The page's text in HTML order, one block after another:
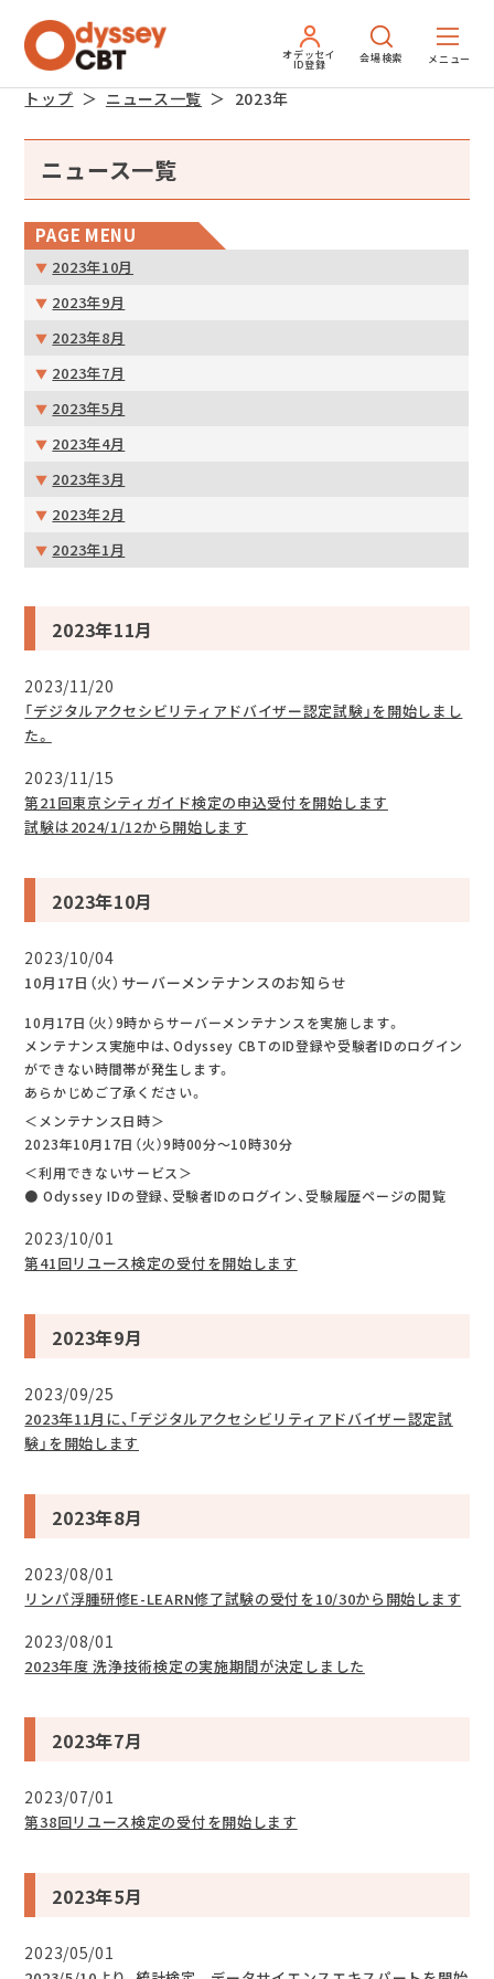
オデッセイ
ID登録 会場検索
トップ ニュース一覧 2023年
ニュース一覧
PAGE MENU
2023年10月
2023年9月
2023年8月
2023年7月
2023年5月
2023年4月
2023年3月
2023年2月
2023年1月
2023年11月
2023/11/20
「デジタルアクセシビリティアドバイザー認定試験」を開始しまし
た。
2023/11/15
第21回東京シティガイド検定の申込受付を開始します
試験は2024/1/12から開始します
2023年10月
2023/10/04
10月17日（火）サーバーメンテナンスのお知らせ
10月17日（火）9時からサーバーメンテナンスを実施します。
メンテナンス実施中は、Odyssey CBTのID登録や受験者IDのログイン
ができない時間帯が発生します。
あらかじめご了承ください。
＜メンテナンス日時＞
2023年10月17日（火）9時00分～10時30分
＜利用できないサービス＞
● Odyssey IDの登録、受験者IDのログイン、受験履歴ページの閲覧
2023/10/01
第41回リユース検定の受付を開始します
2023年9月
2023/09/25
2023年11月に、「デジタルアクセシビリティアドバイザー認定試
験」を開始します
2023年8月
2023/08/01
リンパ浮腫研修E-LEARN修了試験の受付を10/30から開始します
2023/08/01
2023年度 洗浄技術検定の実施期間が決定しました
2023年7月
2023/07/01
第38回リユース検定の受付を開始します
2023年5月
2023/05/01